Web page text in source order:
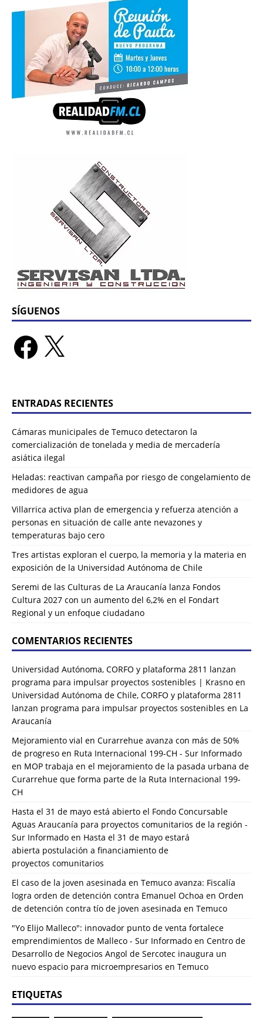
SÍGUENOS
ENTRADAS RECIENTES
Cámaras municipales de Temuco detectaron la
comercialización de tonelada y media de mercadería
asiática ilegal
Heladas: reactivan campaña por riesgo de congelamiento de
medidores de agua
Villarrica activa plan de emergencia y refuerza atención a
personas en situación de calle ante nevazones y
temperaturas bajo cero
Tres artistas exploran el cuerpo, la memoria y la materia en
exposición de la Universidad Autónoma de Chile
Seremi de las Culturas de La Araucanía lanza Fondos
Cultura 2027 con un aumento del 6,2% en el Fondart
Regional y un enfoque ciudadano
COMENTARIOS RECIENTES
Universidad Autónoma, CORFO y plataforma 2811 lanzan
programa para impulsar proyectos sostenibles | Krasno en
Universidad Autónoma de Chile, CORFO y plataforma 2811
lanzan programa para impulsar proyectos sostenibles en La
Araucanía
Mejoramiento vial en Curarrehue avanza con más de 50%
de progreso en Ruta Internacional 199-CH - Sur Informado
en MOP trabaja en el mejoramiento de la pasada urbana de
Curarrehue que forma parte de la Ruta Internacional 199-
CH
Hasta el 31 de mayo está abierto el Fondo Concursable
Aguas Araucanía para proyectos comunitarios de la región -
Sur Informado en Hasta el 31 de mayo estará
abierta postulación a financiamiento de
proyectos comunitarios
El caso de la joven asesinada en Temuco avanza: Fiscalía
logra orden de detención contra Emanuel Ochoa en Orden
de detención contra tío de joven asesinada en Temuco
"Yo Elijo Malleco": innovador punto de venta fortalece
emprendimientos de Malleco - Sur Informado en Centro de
Desarrollo de Negocios Angol de Sercotec inaugura un
nuevo espacio para microempresarios en Temuco
ETIQUETAS